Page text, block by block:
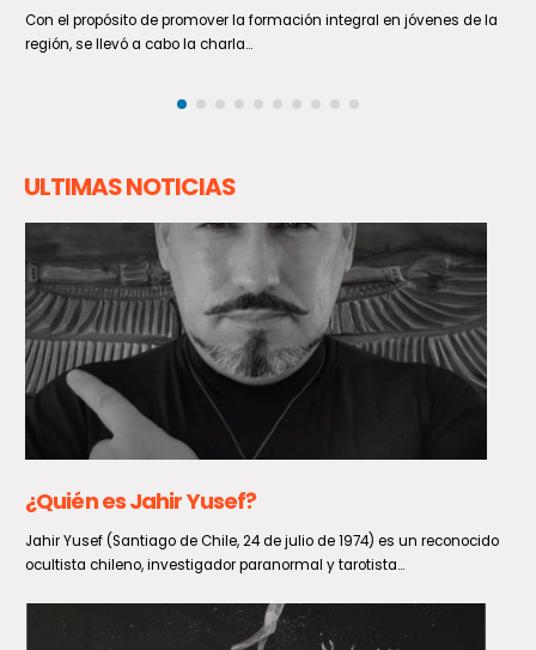
del Maule (UCM) inició formalmente la ejecución curricular...
ULTIMAS NOTICIAS
Estudiantes de Talca fortalecieron sus
conocimientos en materia energética con
charla y visita pedagógica
Con el propósito de promover la formación integral en jóvenes de la
región, se llevó a cabo la charla...